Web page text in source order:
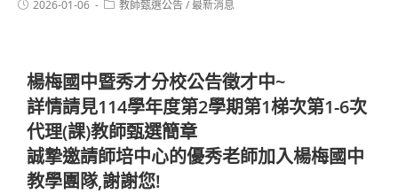
2026-01-06 教師甄選公告/最新消息
楊梅國中暨秀才分校公告徵才中~
詳情請見114學年度第2學期第1梯次第1-6次
代理(課)教師甄選簡章
誠摯邀請師培中心的優秀老師加入楊梅國中
教學團隊,謝謝您!